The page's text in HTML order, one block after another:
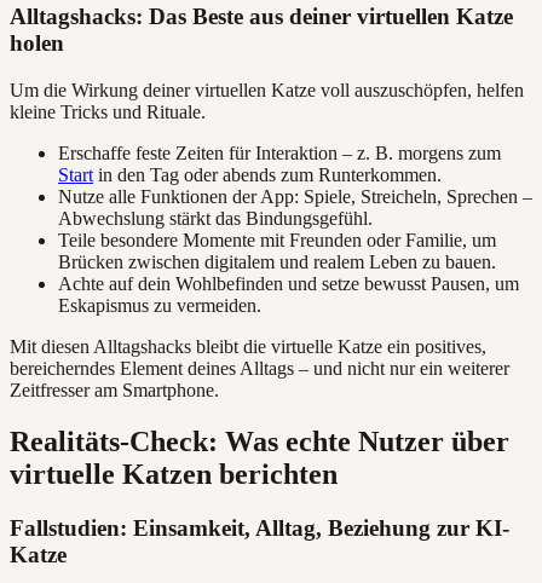
Alltagshacks: Das Beste aus deiner virtuellen Katze
holen
Um die Wirkung deiner virtuellen Katze voll auszuschöpfen, helfen
kleine Tricks und Rituale.
Erschaffe feste Zeiten für Interaktion – z. B. morgens zum
Start in den Tag oder abends zum Runterkommen.
Nutze alle Funktionen der App: Spiele, Streicheln, Sprechen –
Abwechslung stärkt das Bindungsgefühl.
Teile besondere Momente mit Freunden oder Familie, um
Brücken zwischen digitalem und realem Leben zu bauen.
Achte auf dein Wohlbefinden und setze bewusst Pausen, um
Eskapismus zu vermeiden.
Mit diesen Alltagshacks bleibt die virtuelle Katze ein positives,
bereicherndes Element deines Alltags – und nicht nur ein weiterer
Zeitfresser am Smartphone.
Realitäts-Check: Was echte Nutzer über
virtuelle Katzen berichten
Fallstudien: Einsamkeit, Alltag, Beziehung zur KI-
Katze